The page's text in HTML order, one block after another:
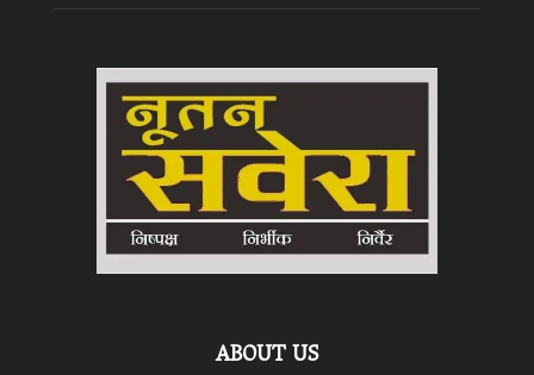
ABOUT US